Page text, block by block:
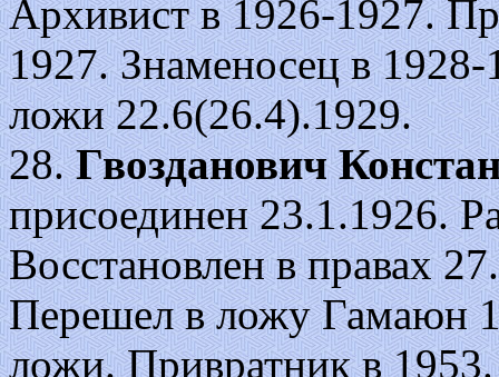
Архивист в 1926-1927.
1927. Знаменосец в
ложи 22.6(26.4).1929.
28.Гвозданович
присоединен 23.1.1926.
Восстановлен в правах
Перешел в ложу Гамаюн
ложи. Привратник в